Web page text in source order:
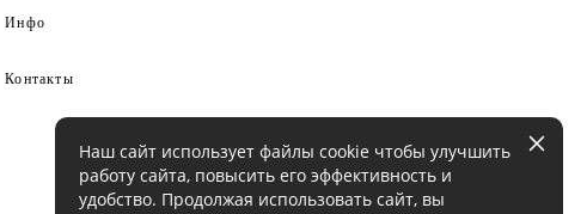
Инфо
Контакты
Наш сайт использует файлы cookie чтобы улучшить
работу сайта, повысить его эффективность и
удобство. Продолжая использовать сайт, вы